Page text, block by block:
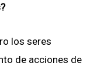
los seres
de acciones de